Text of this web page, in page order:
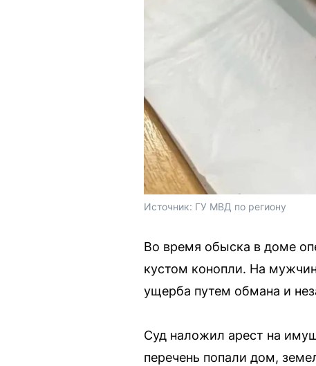
Источник: ГУ МВД по региону
Во время обыска в доме
кустом конопли. На
ущерба путем обмана и
Суд наложил арест на
перечень попали дом,